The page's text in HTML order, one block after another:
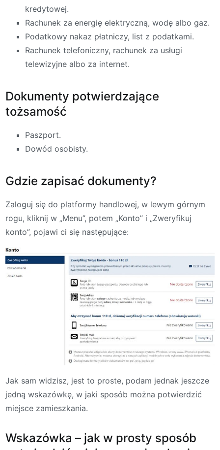
kredytowej.
Rachunek za energię elektryczną, wodę albo gaz.
Podatkowy nakaz płatniczy, list z podatkami.
Rachunek telefoniczny, rachunek za usługi
telewizyjne albo za internet.
Dokumenty potwierdzające
tożsamość
Paszport.
Dowód osobisty.
Gdzie zapisać dokumenty?
Zaloguj się do platformy handlowej, w lewym górnym
rogu, kliknij w „Menu”, potem „Konto” i „Zweryfikuj
konto”, pojawi ci się następujące:
Jak sam widzisz, jest to proste, podam jednak jeszcze
jedną wskazówkę, w jaki sposób można potwierdzić
miejsce zamieszkania.
Wskazówka – jak w prosty sposób